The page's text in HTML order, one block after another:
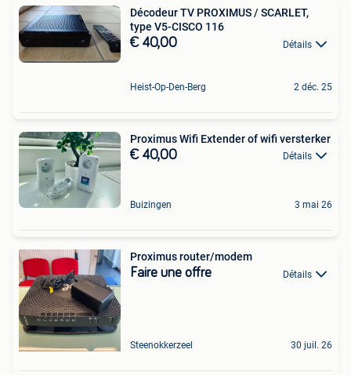
Décodeur TV PROXIMUS / SCARLET,
type V5-CISCO 116
€ 40,00 Détails
Heist-Op-Den-Berg 2 déc. 25
Proximus Wifi Extender of wifi versterker
€ 40,00 Détails
Buizingen 3 mai 26
Proximus router/modem
Faire une offre Détails
Steenokkerzeel 30 juil. 26